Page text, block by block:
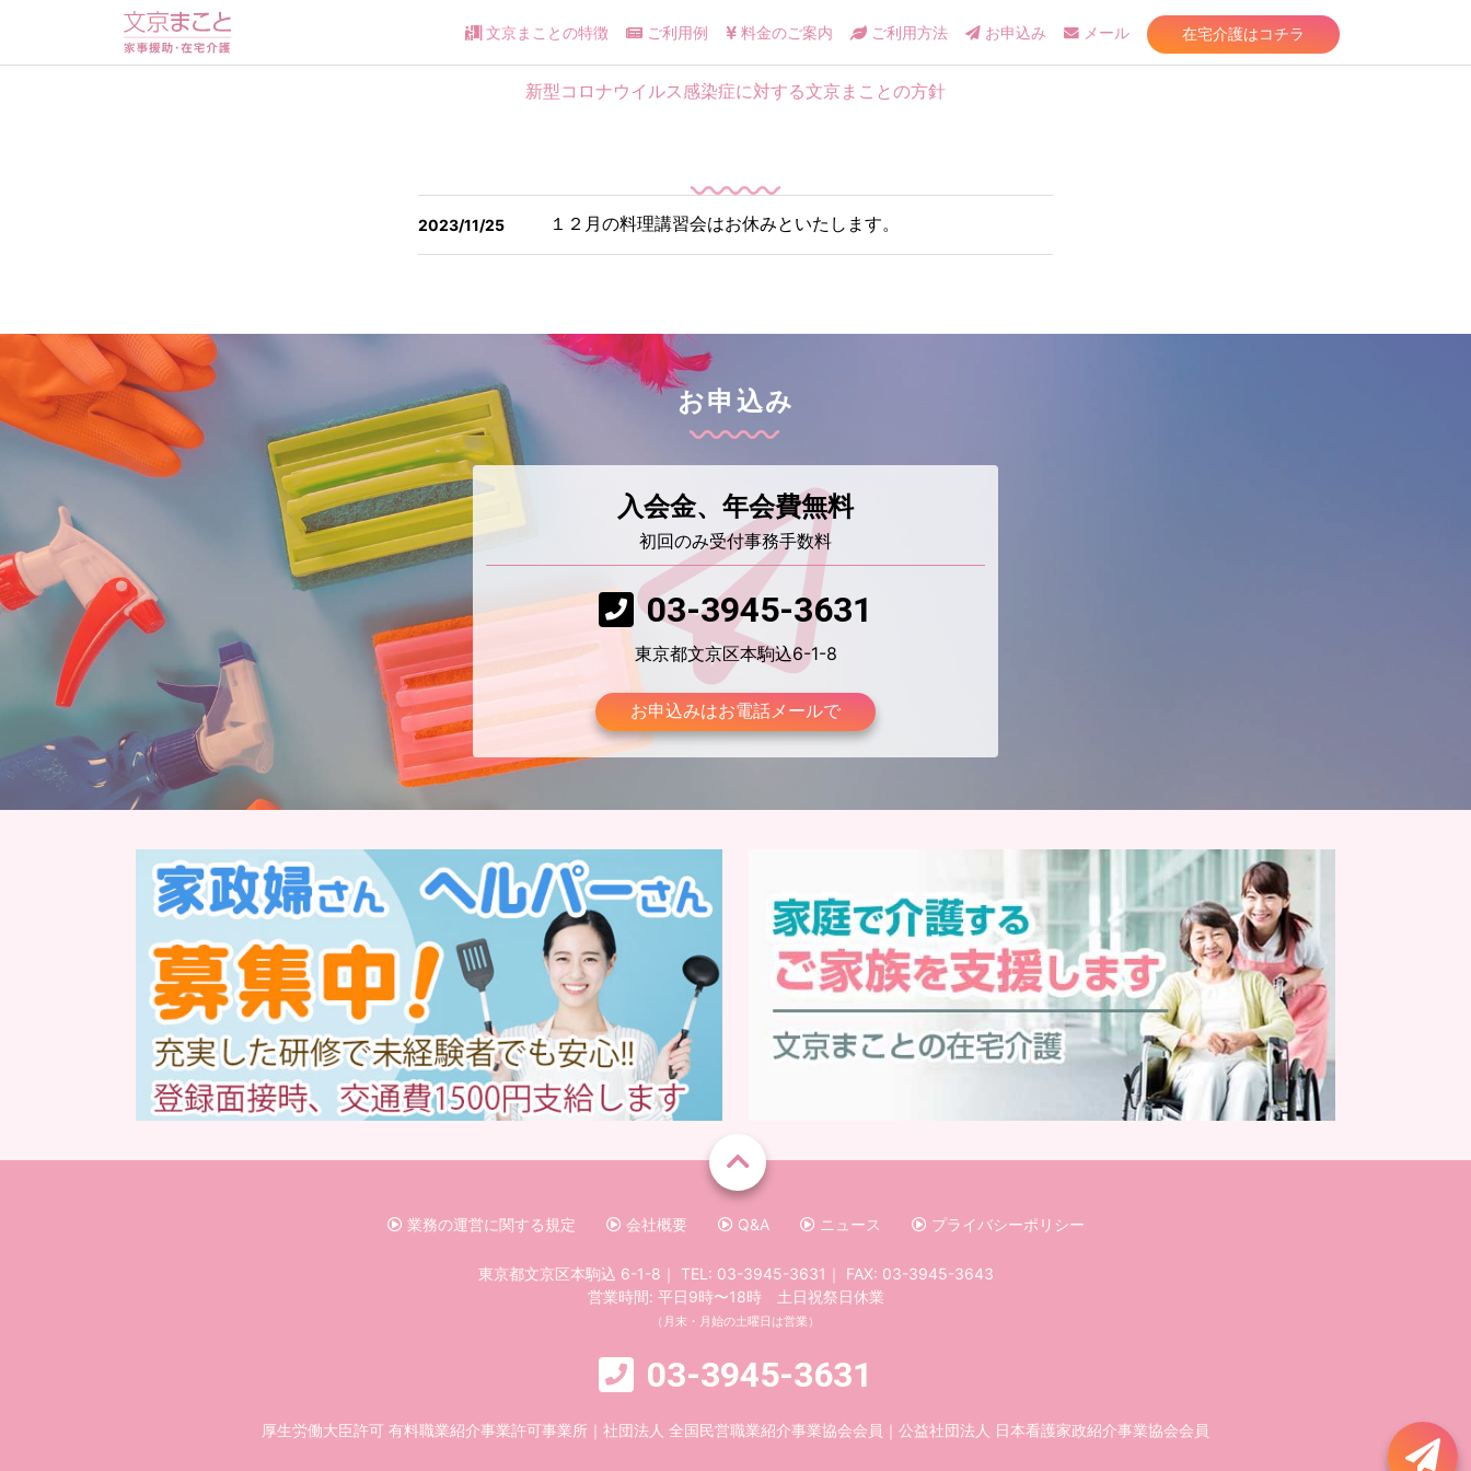
文京まことの特徴 ご利用例 料金のご案内 ご利用方法 お申込み メール 在宅介護はコチラ
新型コロナウイルス感染症に対する文京まことの方針
１２月の料理講習会はお休みといたします。
2023/11/25
お申込み
入会金、年会費無料
初回のみ受付事務手数料
03-3945-3631
東京都文京区本駒込6-1-8
お申込みはお電話メールで
業務の運営に関する規定 会社概要 Q&A ニュース プライバシーポリシー
東京都文京区本駒込 6-1-8 ｜ TEL: 03-3945-3631 ｜
FAX: 03-3945-3643
営業時間: 平日9時〜18時 土日祝祭日休業
（月末・月始の土曜日は営業）
03-3945-3631
厚生労働大臣許可 有料職業紹介事業許可事業所 ｜ 社団法人 全国民営職業紹介事業協会会員 ｜ 公益社団法人 日本看護家政紹介事業協会会員